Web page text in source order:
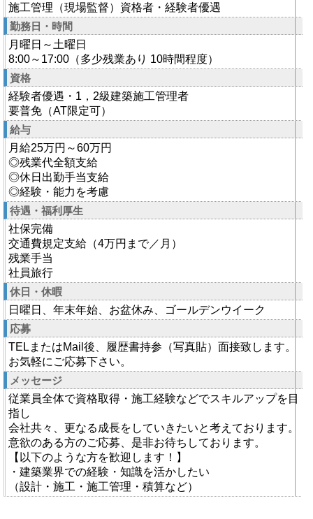
施工管理（現場監督）資格者・経験者優遇
勤務日・時間
月曜日～土曜日
8:00～17:00（多少残業あり 10時間程度）
資格
経験者優遇・1，2級建築施工管理者
要普免（AT限定可）
給与
月給25万円～60万円
◎残業代全額支給
◎休日出勤手当支給
◎経験・能力を考慮
待遇・福利厚生
社保完備
交通費規定支給（4万円まで／月）
残業手当
社員旅行
休日・休暇
日曜日、年末年始、お盆休み、ゴールデンウイーク
応募
TELまたはMail後、履歴書持参（写真貼）面接致します。
お気軽にご応募下さい。
メッセージ
従業員全体で資格取得・施工経験などでスキルアップを目
指し
会社共々、更なる成長をしていきたいと考えております。
意欲のある方のご応募、是非お待ちしております。
【以下のような方を歓迎します！】
・建築業界での経験・知識を活かしたい
（設計・施工・施工管理・積算など）